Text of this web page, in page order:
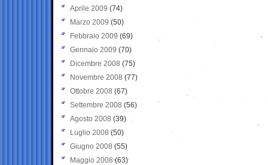
Aprile 2009 (74)
Marzo 2009 (50)
Febbraio 2009 (69)
Gennaio 2009 (70)
Dicembre 2008 (75)
Novembre 2008 (77)
Ottobre 2008 (67)
Settembre 2008 (56)
Agosto 2008 (39)
Luglio 2008 (50)
Giugno 2008 (55)
Maggio 2008(63)